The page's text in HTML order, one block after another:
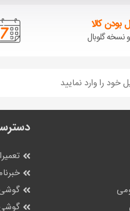
کالا
نسخه گلوبال